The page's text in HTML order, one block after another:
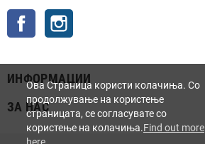
Facebook
ИНФОРМАЦИИ
ЗА НАС
Ова Страница користи колачиња. Со
продолжување на користење
страницата, се согласувате со
користење на колачиња.Find out more